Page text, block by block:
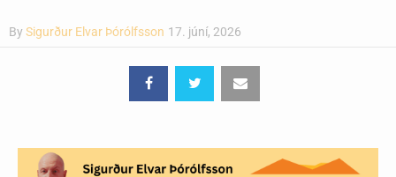
Greinasafn
By Sigurður Elvar Þórólfsson 17. júní, 2026